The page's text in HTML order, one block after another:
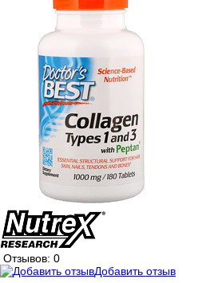
Отзывов: 0
Добавить отзыв